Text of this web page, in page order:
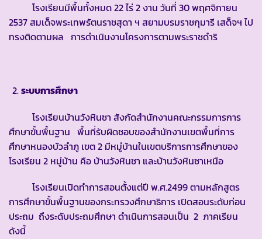
โรงเรียนมีพื้นทั้งหมด 22 ไร่ 2 งาน วันที่ 30 พฤศจิกายน
2537 สมเด็จพระเทพรัตนราชสุดา ฯ สยามบรมราชกุมารี เสด็จฯ ไป
ทรงติดตามผล การดำเนินงานโครงการตามพระราชดำริ
ระบบการศึกษา
โรงเรียนบ้านวังหินซา สังกัดสำนักงานคณะกรรมการการ
ศึกษาขั้นพื้นฐาน พื้นที่รับผิดชอบของสำนักงานเขตพื้นที่การ
ศึกษาหนองบัวลำภู เขต 2 มีหมู่บ้านในเขตบริการการศึกษาของ
โรงเรียน 2 หมู่บ้าน คือ บ้านวังหินซา และบ้านวังหินซาเหนือ
โรงเรียนเปิดทำการสอนตั้งแต่ปี พ.ศ.2499 ตามหลักสูตร
การศึกษาขั้นพื้นฐานของกระทรวงศึกษาธิการ เปิดสอนระดับก่อน
ประถม ถึงระดับประถมศึกษา ดำเนินการสอนเป็น 2 ภาคเรียน
ดังนี้